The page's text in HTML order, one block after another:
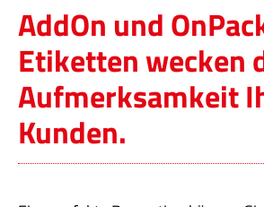
AddOn und
Etiketten wecken
Aufmerksamkeit
Kunden.